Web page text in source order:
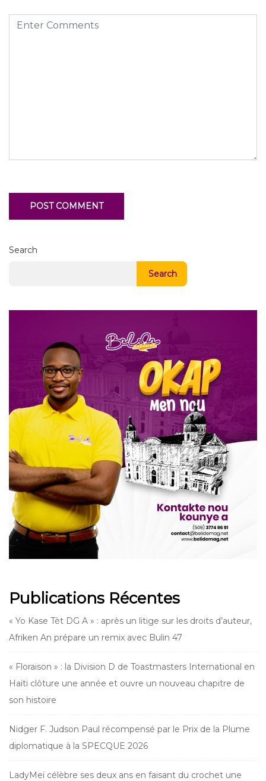
Search
Search
Publications Récentes
« Yo Kase Tèt DG A » : après un litige sur les droits d’auteur,
Afriken An prépare un remix avec Bulin 47
« Floraison » : la Division D de Toastmasters International en
Haïti clôture une année et ouvre un nouveau chapitre de
son histoire
Nidger F. Judson Paul récompensé par le Prix de la Plume
diplomatique à la SPECQUE 2026
LadyMeï célèbre ses deux ans en faisant du crochet une